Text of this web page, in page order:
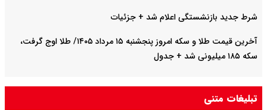
شرط جدید بازنشستگی اعلام شد + جزئیات
آخرین قیمت طلا و سکه امروز پنجشنبه ۱۵ مرداد ۱۴۰۵/ طلا اوج گرفت،
سکه ۱۸۵ میلیونی شد + جدول
تبلیغات متنی